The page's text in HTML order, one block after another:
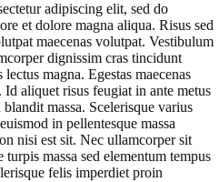
adipiscing elit, sed do
et dolore magna aliqua. Risus sed
maecenas volutpat. Vestibulum
dignissim cras tincidunt
magna. Egestas maecenas
aliquet risus feugiat in ante metus
massa. Scelerisque varius
in pellentesque massa
nisi est sit. Nec ullamcorper sit
massa sed elementum tempus
felis imperdiet proin